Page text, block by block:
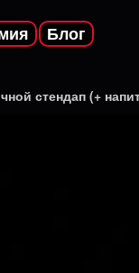
Блог
стендап (+